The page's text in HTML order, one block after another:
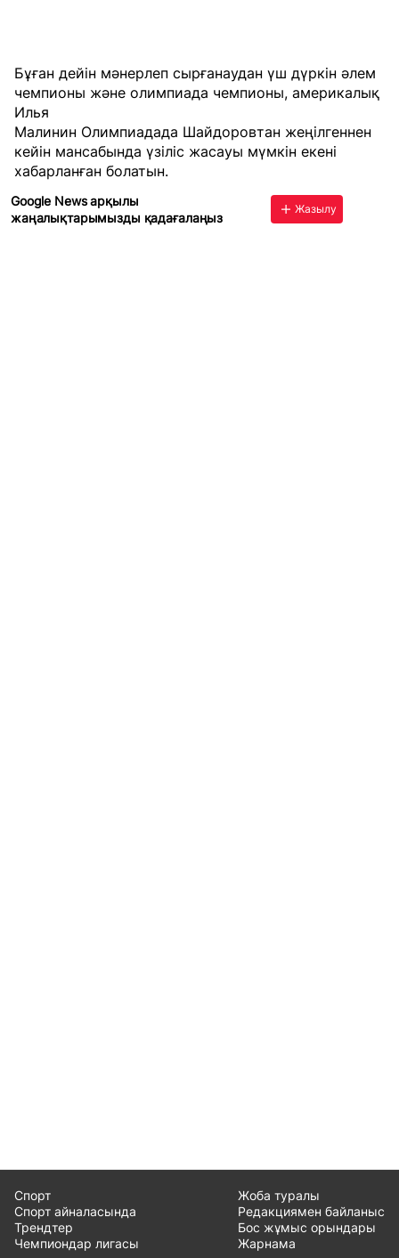
Бұған дейін мәнерлеп сырғанаудан үш дүркін әлем
чемпионы және олимпиада чемпионы, америкалық
Илья
Малинин Олимпиадада Шайдоровтан жеңілгеннен
кейін мансабында үзіліс жасауы мүмкін екені
хабарланған болатын.
Google News арқылы
жаңалықтарымызды қадағалаңыз
Жазылу
Спорт
Спорт айналасында
Трендтер
Чемпиондар лигасы
Жоба туралы
Редакциямен байланыс
Бос жұмыс орындары
Жарнама